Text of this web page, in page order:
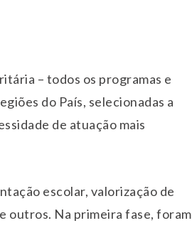
– todos os programas e
do País, selecionadas a
de atuação mais
escolar, valorização de
outros. Na primeira fase, foram